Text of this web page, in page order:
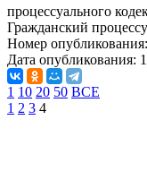
процессуального
Гражданский
Номер опубликования:
Дата опубликования:
1 10 20 50 ВСЕ
1 2 3 4